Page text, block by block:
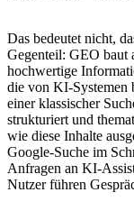
Das bedeutet nicht,
Gegenteil: GEO baut
hochwertige
die von KI-Systemen
einer klassischer
strukturiert und
wie diese Inhalte
Google-Suche im
Anfragen an KI-
Nutzer führen